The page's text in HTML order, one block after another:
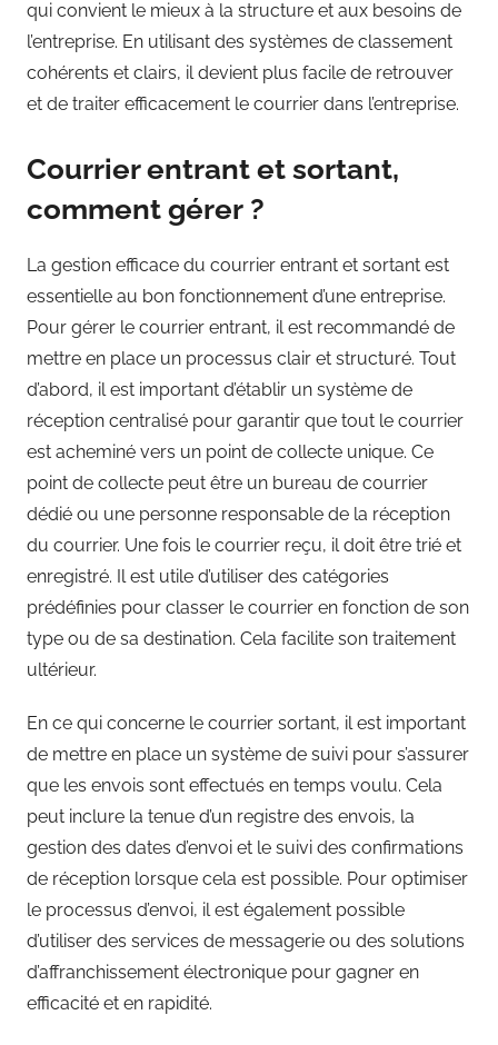
qui convient le mieux à la structure et aux besoins de
l’entreprise. En utilisant des systèmes de classement
cohérents et clairs, il devient plus facile de retrouver
et de traiter efficacement le courrier dans l’entreprise.
Courrier entrant et sortant,
comment gérer ?
La gestion efficace du courrier entrant et sortant est
essentielle au bon fonctionnement d’une entreprise.
Pour gérer le courrier entrant, il est recommandé de
mettre en place un processus clair et structuré. Tout
d’abord, il est important d’établir un système de
réception centralisé pour garantir que tout le courrier
est acheminé vers un point de collecte unique. Ce
point de collecte peut être un bureau de courrier
dédié ou une personne responsable de la réception
du courrier. Une fois le courrier reçu, il doit être trié et
enregistré. Il est utile d’utiliser des catégories
prédéfinies pour classer le courrier en fonction de son
type ou de sa destination. Cela facilite son traitement
ultérieur.
En ce qui concerne le courrier sortant, il est important
de mettre en place un système de suivi pour s’assurer
que les envois sont effectués en temps voulu. Cela
peut inclure la tenue d’un registre des envois, la
gestion des dates d’envoi et le suivi des confirmations
de réception lorsque cela est possible. Pour optimiser
le processus d’envoi, il est également possible
d’utiliser des services de messagerie ou des solutions
d’affranchissement électronique pour gagner en
efficacité et en rapidité.